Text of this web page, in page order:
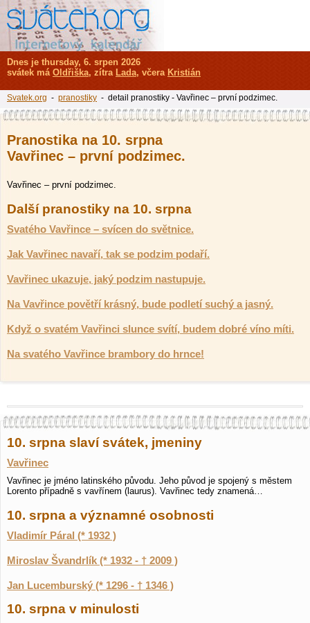
Pranostika na 10. srpna
Vavřinec – první podzimec.
Vavřinec – první podzimec.
Další pranostiky na 10. srpna
Svatého Vavřince – svícen do světnice.
Jak Vavřinec navaří, tak se podzim podaří.
Vavřinec ukazuje, jaký podzim nastupuje.
Na Vavřince povětří krásný, bude podletí suchý a jasný.
Když o svatém Vavřinci slunce svítí, budem dobré víno míti.
Na svatého Vavřince brambory do hrnce!
10. srpna slaví svátek, jmeniny
Vavřinec
Vavřinec je jméno latinského původu. Jeho původ je spojený s městem
Lorento případně s vavřínem (laurus). Vavřinec tedy znamená…
10. srpna a významné osobnosti
Vladimír Páral (* 1932 )
Miroslav Švandrlík (* 1932 - † 2009 )
Jan Lucemburský (* 1296 - † 1346 )
10. srpna v minulosti
Dnes je thursday, 6. srpen 2026
svátek má Oldřiška, zítra Lada, včera Kristián
Svatek.org - pranostiky - detail pranostiky - Vavřinec – první podzimec.